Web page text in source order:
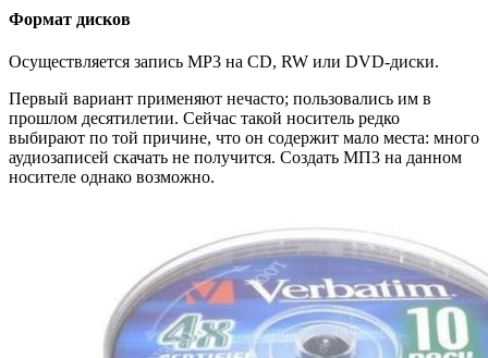
Формат дисков
Осуществляется запись MP3 на CD, RW или DVD-диски.
Первый вариант применяют нечасто; пользовались им в
прошлом десятилетии. Сейчас такой носитель редко
выбирают по той причине, что он содержит мало места: много
аудиозаписей скачать не получится. Создать МП3 на данном
носителе однако возможно.